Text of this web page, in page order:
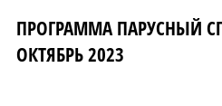
ПРОГРАММА ПАРУСНЫЙ
ОКТЯБРЬ 2023